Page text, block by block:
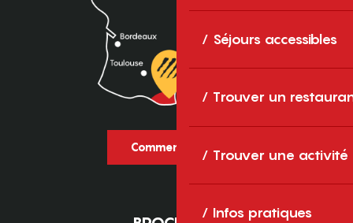
Séjours accessibles
Trouver un
Trouver une activité
Infos pratiques
Comment venir ?